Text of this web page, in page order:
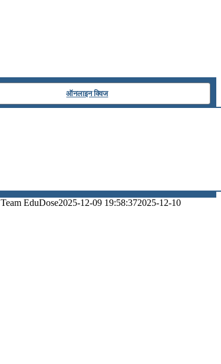
ऑनलाइन क्विज
Team EduDose2025-12-09 19:58:372025-12-10